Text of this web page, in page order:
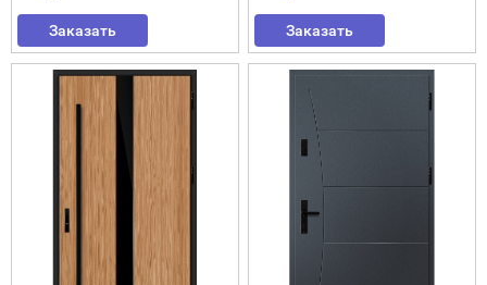
Заказать Заказать
dzīvoklim